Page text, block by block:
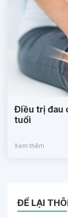
Điều trị đau
tuổi
Xem thêm
ĐỂ LẠI